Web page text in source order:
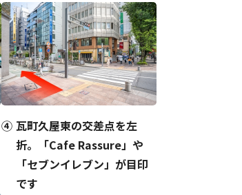
瓦町久屋東の交差点を左
折。「Cafe Rassure」や
「セブンイレブン」が目印
です